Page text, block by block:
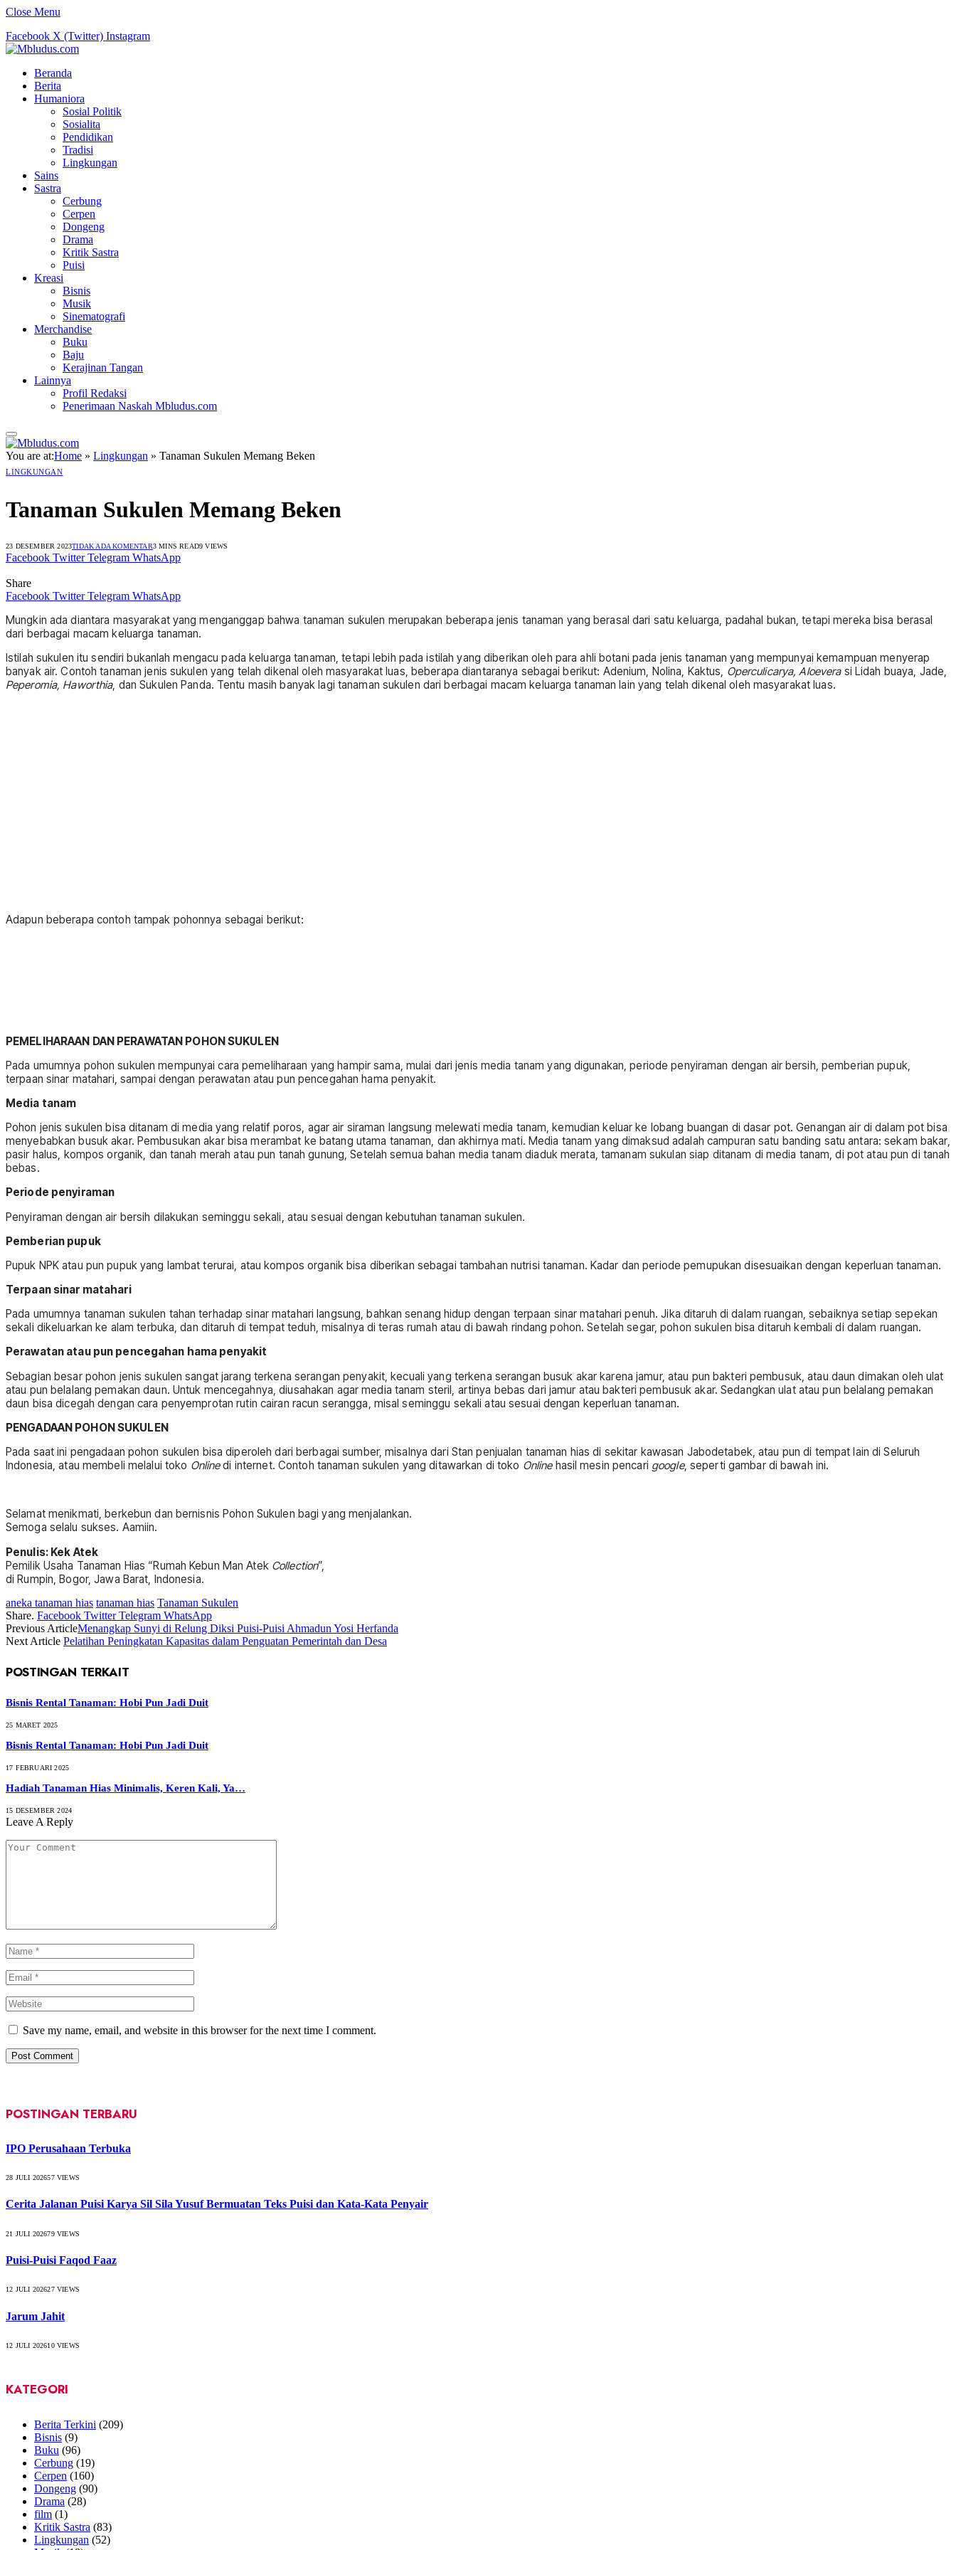
Close Menu
Facebook X (Twitter) Instagram
Beranda
Berita
Humaniora
Sosial Politik
Sosialita
Pendidikan
Tradisi
Lingkungan
Sains
Sastra
Cerbung
Cerpen
Dongeng
Drama
Kritik Sastra
Puisi
Kreasi
Bisnis
Musik
Sinematografi
Merchandise
Buku
Baju
Kerajinan Tangan
Lainnya
Profil Redaksi
Penerimaan Naskah Mbludus.com
You are at:Home » Lingkungan » Tanaman Sukulen Memang Beken
LINGKUNGAN
Tanaman Sukulen Memang Beken
23 DESEMBER 2023TIDAK ADA KOMENTAR3 MINS READ9VIEWS
Facebook Twitter Telegram WhatsApp
Share
Facebook Twitter Telegram WhatsApp
Mungkin ada diantara masyarakat yang menganggap bahwa tanaman sukulen merupakan beberapa jenis tanaman yang berasal dari satu keluarga, padahal bukan, tetapi mereka bisa berasal
dari berbagai macam keluarga tanaman.
Istilah sukulen itu sendiri bukanlah mengacu pada keluarga tanaman, tetapi lebih pada istilah yang diberikan oleh para ahli botani pada jenis tanaman yang mempunyai kemampuan menyerap
banyak air. Contoh tanaman jenis sukulen yang telah dikenal oleh masyarakat luas, beberapa diantaranya sebagai berikut: Adenium, Nolina, Kaktus, Operculicarya,Aloeverasi Lidah buaya, Jade,
Peperomia, Haworthia, dan Sukulen Panda. Tentu masih banyak lagi tanaman sukulen dari berbagai macam keluarga tanaman lain yang telah dikenal oleh masyarakat luas.
Adapun beberapa contoh tampak pohonnya sebagai berikut:
PEMELIHARAAN DAN PERAWATAN POHON SUKULEN
Pada umumnya pohon sukulen mempunyai cara pemeliharaan yang hampir sama, mulai dari jenis media tanam yang digunakan, periode penyiraman dengan air bersih, pemberian pupuk,
terpaan sinar matahari, sampai dengan perawatan atau pun pencegahan hama penyakit.
Media tanam
Pohon jenis sukulen bisa ditanam di media yang relatif poros, agar air siraman langsung melewati media tanam, kemudian keluar ke lobang buangan di dasar pot. Genangan air di dalam pot bisa
menyebabkan busuk akar. Pembusukan akar bisa merambat ke batang utama tanaman, dan akhirnya mati. Media tanam yang dimaksud adalah campuran satu banding satu antara: sekam bakar,
pasir halus, kompos organik, dan tanah merah atau pun tanah gunung, Setelah semua bahan media tanam diaduk merata, tamanam sukulan siap ditanam di media tanam, di pot atau pun di tanah
bebas.
Periode penyiraman
Penyiraman dengan air bersih dilakukan seminggu sekali, atau sesuai dengan kebutuhan tanaman sukulen.
Pemberian pupuk
Pupuk NPK atau pun pupuk yang lambat terurai, atau kompos organik bisa diberikan sebagai tambahan nutrisi tanaman. Kadar dan periode pemupukan disesuaikan dengan keperluan tanaman.
Terpaan sinar matahari
Pada umumnya tanaman sukulen tahan terhadap sinar matahari langsung, bahkan senang hidup dengan terpaan sinar matahari penuh. Jika ditaruh di dalam ruangan, sebaiknya setiap sepekan
sekali dikeluarkan ke alam terbuka, dan ditaruh di tempat teduh, misalnya di teras rumah atau di bawah rindang pohon. Setelah segar, pohon sukulen bisa ditaruh kembali di dalam ruangan.
Perawatan atau pun pencegahan hama penyakit
Sebagian besar pohon jenis sukulen sangat jarang terkena serangan penyakit, kecuali yang terkena serangan busuk akar karena jamur, atau pun bakteri pembusuk, atau daun dimakan oleh ulat
atau pun belalang pemakan daun. Untuk mencegahnya, diusahakan agar media tanam steril, artinya bebas dari jamur atau bakteri pembusuk akar. Sedangkan ulat atau pun belalang pemakan
daun bisa dicegah dengan cara penyemprotan rutin cairan racun serangga, misal seminggu sekali atau sesuai dengan keperluan tanaman.
PENGADAAN POHON SUKULEN
Pada saat ini pengadaan pohon sukulen bisa diperoleh dari berbagai sumber, misalnya dari Stan penjualan tanaman hias di sekitar kawasan Jabodetabek, atau pun di tempat lain di Seluruh
Indonesia, atau membeli melalui toko Onlinedi internet. Contoh tanaman sukulen yang ditawarkan di toko Onlinehasil mesin pencari google, seperti gambar di bawah ini.
Selamat menikmati, berkebun dan bernisnis Pohon Sukulen bagi yang menjalankan.
Semoga selalu sukses. Aamiin.
Penulis: Kek Atek
Pemilik Usaha Tanaman Hias “Rumah Kebun Man Atek Collection”,
di Rumpin, Bogor, Jawa Barat, Indonesia.
aneka tanaman hias tanaman hias Tanaman Sukulen
Share. Facebook Twitter Telegram WhatsApp
Previous ArticleMenangkap Sunyi di Relung Diksi Puisi-Puisi Ahmadun Yosi Herfanda
Next Article Pelatihan Peningkatan Kapasitas dalam Penguatan Pemerintah dan Desa
POSTINGAN TERKAIT
Bisnis Rental Tanaman: Hobi Pun Jadi Duit
25 MARET 2025
Bisnis Rental Tanaman: Hobi Pun Jadi Duit
17 FEBRUARI 2025
Hadiah Tanaman Hias Minimalis, Keren Kali, Ya…
15 DESEMBER 2024
Leave A Reply
Save my name, email, and website in this browser for the next time I comment.
POSTINGAN TERBARU
IPO Perusahaan Terbuka
28 JULI 202657VIEWS
Cerita Jalanan Puisi Karya Sil Sila Yusuf Bermuatan Teks Puisi dan Kata-Kata Penyair
21 JULI 202679VIEWS
Puisi-Puisi Faqod Faaz
12 JULI 202627VIEWS
Jarum Jahit
12 JULI 202610VIEWS
KATEGORI
Berita Terkini (209)
Bisnis (9)
Buku (96)
Cerbung (19)
Cerpen (160)
Dongeng (90)
Drama (28)
film (1)
Kritik Sastra (83)
Lingkungan (52)